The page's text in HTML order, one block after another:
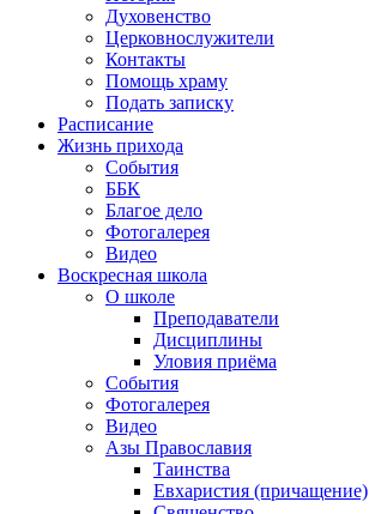
Духовенство
Церковнослужители
Контакты
Помощь храму
Подать записку
Расписание
Жизнь прихода
События
ББК
Благое дело
Фотогалерея
Видео
Воскресная школа
О школе
Преподаватели
Дисциплины
Уловия приёма
События
Фотогалерея
Видео
Азы Православия
Таинства
Евхаристия (причащение)